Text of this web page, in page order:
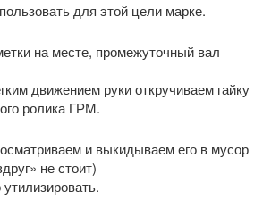
для этой цели марке.
на месте, промежуточный вал
движением руки откручиваем гайку
ролика ГРМ.
и выкидываем его в мусор
не стоит)